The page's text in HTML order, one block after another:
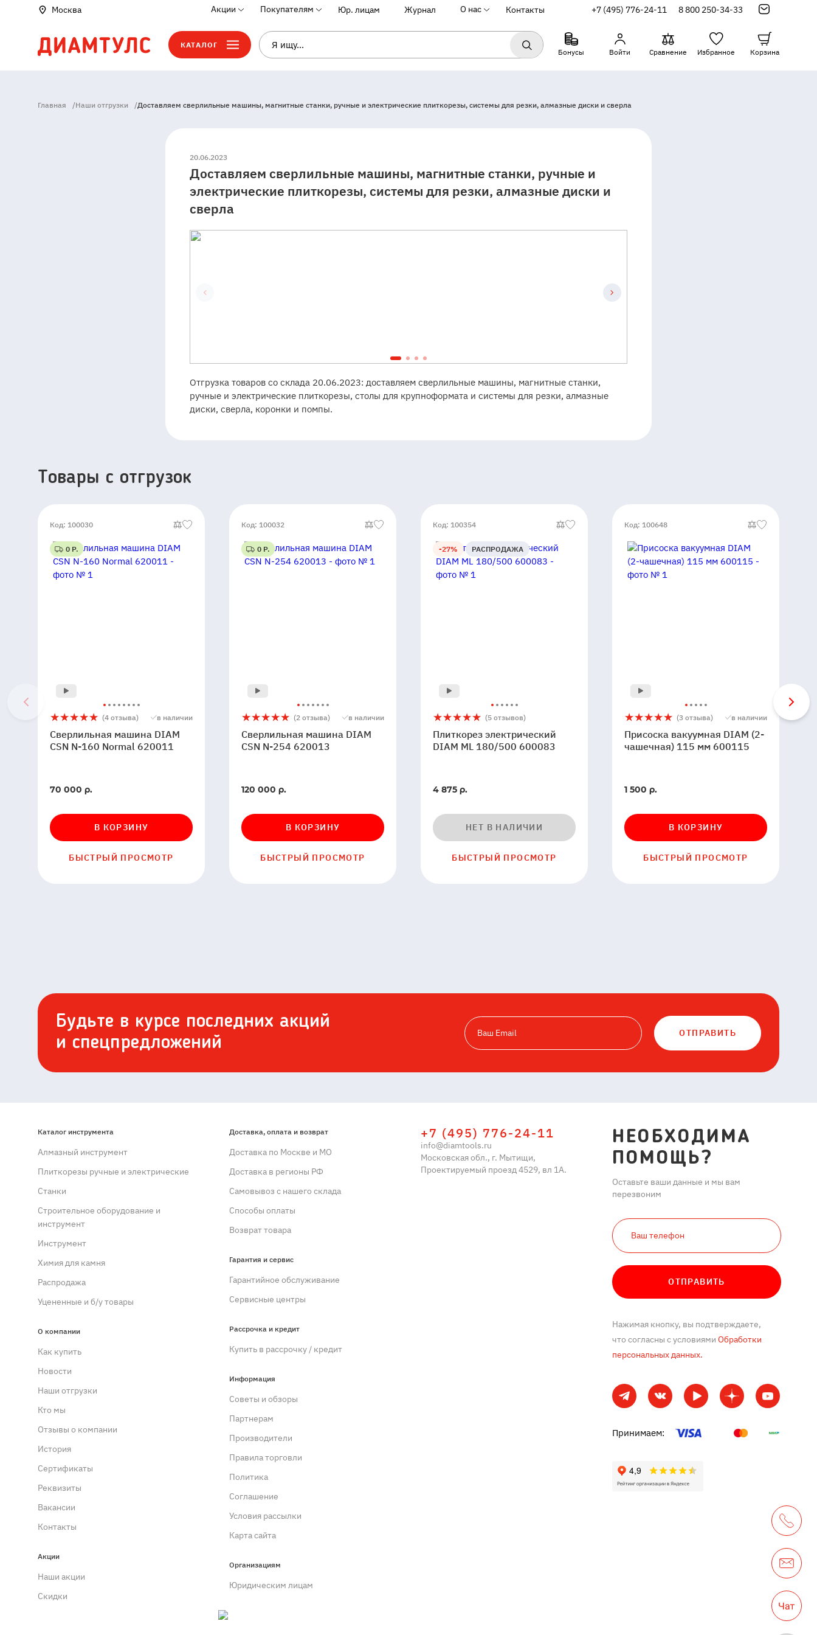
Москва Акции Покупателям Юр. лицам Журнал О нас Контакты +7 (495) 776-24-11 8 800 250-34-33
КАТАЛОГ
Бонусы Войти Сравнение Избранное Корзина
Главная /Наши отгрузки /Доставляем сверлильные машины, магнитные станки, ручные и электрические плиткорезы, системы для резки, алмазные диски и сверла
20.06.2023
Доставляем сверлильные машины, магнитные станки, ручные и
электрические плиткорезы, системы для резки, алмазные диски и
сверла
Отгрузка товаров со склада 20.06.2023: доставляем сверлильные машины, магнитные станки,
ручные и электрические плиткорезы, столы для крупноформата и системы для резки, алмазные
диски, сверла, коронки и помпы.
Товары c отгрузок
Код: 100030
0 Р.
Сверлильная
машина
DIAM
160
620011
5
4 (4 отзыва) в наличии
Сверлильная машина DIAM
CSN N-160 Normal 620011
В
70 000 р.
В КОРЗИНУ
БЫСТРЫЙ ПРОСМОТР
Код: 100032
0 Р.
Сверлильная
машина
DIAM
254
5
2 (2 отзыва) в наличии
Сверлильная машина DIAM
CSN N-254 620013
В
120 000 р.
В КОРЗИНУ
БЫСТРЫЙ ПРОСМОТР
Код: 100354
-27% РАСПРОДАЖА
Плиткорез
электрический
DIAM
600083
5
5 (5 отзывов)
Плиткорез электрический
DIAM ML 180/500 600083
4 875 р.
НЕТ В НАЛИЧИИ
БЫСТРЫЙ ПРОСМОТР
Код: 100648
Присоска
вакуумная
DIAM
115
600115
5
3 (3 отзыва) в наличии
Присоска вакуумная DIAM (2-
чашечная) 115 мм 600115
В
1 500 р.
В КОРЗИНУ
БЫСТРЫЙ ПРОСМОТР
Будьте в курсе последних акций
и спецпредложений
ОТПРАВИТЬ
Каталог инструмента
Алмазный инструмент
Плиткорезы ручные и электрические
Станки
Строительное оборудование и
инструмент
Инструмент
Химия для камня
Распродажа
Уцененные и б/у товары
О компании
Как купить
Новости
Наши отгрузки
Кто мы
Отзывы о компании
История
Сертификаты
Реквизиты
Вакансии
Контакты
Акции
Наши акции
Скидки
Доставка, оплата и возврат
Доставка по Москве и МО
Доставка в регионы РФ
Самовывоз с нашего склада
Способы оплаты
Возврат товара
Гарантия и сервис
Гарантийное обслуживание
Сервисные центры
Рассрочка и кредит
Купить в рассрочку / кредит
Информация
Советы и обзоры
Партнерам
Производители
Правила торговли
Политика
Cоглашение
Условия рассылки
Карта сайта
Организациям
Юридическим лицам
+7 (495) 776-24-11
info@diamtools.ru
Московская обл., г. Мытищи,
Проектируемый проезд 4529, вл 1А.
НЕОБХОДИМА
ПОМОЩЬ?
Оставьте ваши данные и мы вам
перезвоним
ОТПРАВИТЬ
Нажимая кнопку, вы подтверждаете,
что согласны с условиями Обработки
персональных данных.
Принимаем: